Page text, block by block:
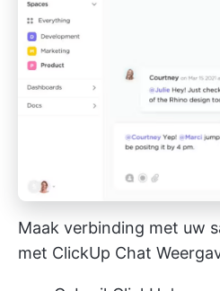
Maak verbinding met uw
met ClickUp Chat